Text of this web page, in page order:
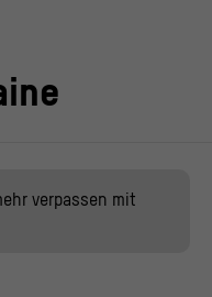
/ VideoMagusFX / Foto:
verpassen mit